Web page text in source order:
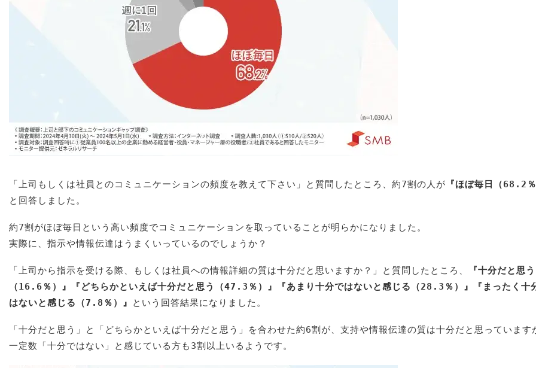
「上司もしくは社員とのコミュニケーションの頻度を教えて下さい」と質問したところ、約7割の人が 『ほぼ毎日（68.2
と回答しました。
約7割がほぼ毎日という高い頻度でコミュニケーションを取っていることが明らかになりました。
実際に、指示や情報伝達はうまくいっているのでしょうか？
「上司から指示を受ける際、もしくは社員への情報詳細の質は十分だと思いますか？」と質問したところ、
『十分だと思う
（16.6％）』『どちらかといえば十分だと思う（47.3％）』『あまり十分ではないと感じる（28.3％）』『まったく十
はないと感じる（7.8％）』
という回答結果になりました。
「十分だと思う」と「どちらかといえば十分だと思う」を合わせた約6割が、支持や情報伝達の質は十分だと思っています
一定数「十分ではない」と感じている方も3割以上いるようです。